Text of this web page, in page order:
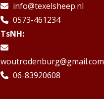
info@texelsheep.nl
0573-461234
TsNH:
woutrodenburg@gmail.com
06-83920608